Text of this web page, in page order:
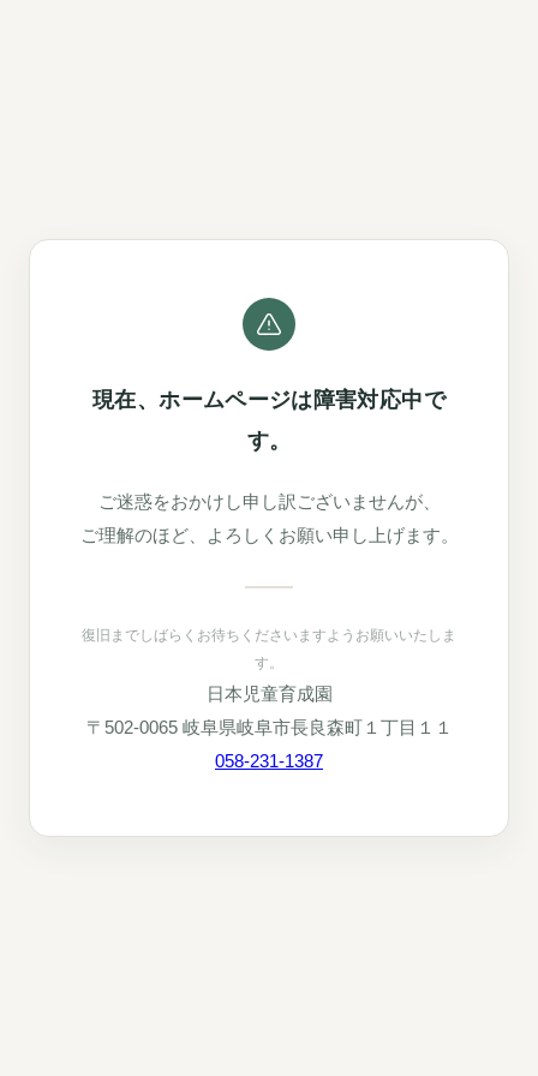
現在、ホームページは障害対応中で
す。
ご迷惑をおかけし申し訳ございませんが、
ご理解のほど、よろしくお願い申し上げます。
復旧までしばらくお待ちくださいますようお願いいたしま
す。
日本児童育成園
〒502-0065 岐阜県岐阜市長良森町１丁目１１
058-231-1387